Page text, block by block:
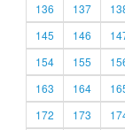
136
137
145
146
154
155
163
164
172
173